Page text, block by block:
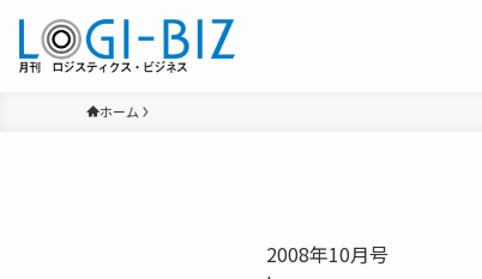
ホーム
2008年10月号